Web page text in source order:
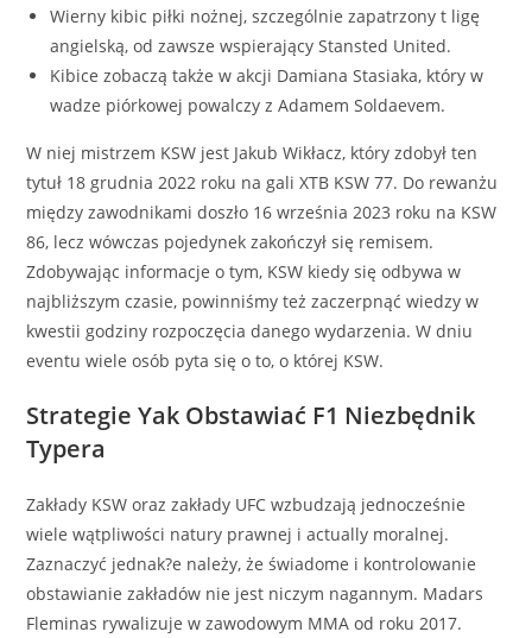
Wierny kibic piłki nożnej, szczególnie zapatrzony t ligę
angielską, od zawsze wspierający Stansted United.
Kibice zobaczą także w akcji Damiana Stasiaka, który w
wadze piórkowej powalczy z Adamem Soldaevem.
W niej mistrzem KSW jest Jakub Wikłacz, który zdobył ten
tytuł 18 grudnia 2022 roku na gali XTB KSW 77. Do rewanżu
między zawodnikami doszło 16 września 2023 roku na KSW
86, lecz wówczas pojedynek zakończył się remisem.
Zdobywając informacje o tym, KSW kiedy się odbywa w
najbliższym czasie, powinniśmy też zaczerpnąć wiedzy w
kwestii godziny rozpoczęcia danego wydarzenia. W dniu
eventu wiele osób pyta się o to, o której KSW.
Strategie Yak Obstawiać F1 Niezbędnik
Typera
Zakłady KSW oraz zakłady UFC wzbudzają jednocześnie
wiele wątpliwości natury prawnej i actually moralnej.
Zaznaczyć jednak?e należy, że świadome i kontrolowanie
obstawianie zakładów nie jest niczym nagannym. Madars
Fleminas rywalizuje w zawodowym MMA od roku 2017.